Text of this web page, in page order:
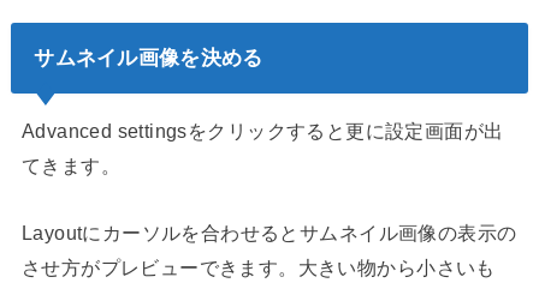
サムネイル画像を決める
Advanced settingsをクリックすると更に設定画面が出
てきます。
Layoutにカーソルを合わせるとサムネイル画像の表示の
させ方がプレビューできます。大きい物から小さいも